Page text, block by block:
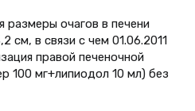
очагов в печени
см, в связи с чем 01.06.2011
правой печеночной
100 мг+липиодол 10 мл) без